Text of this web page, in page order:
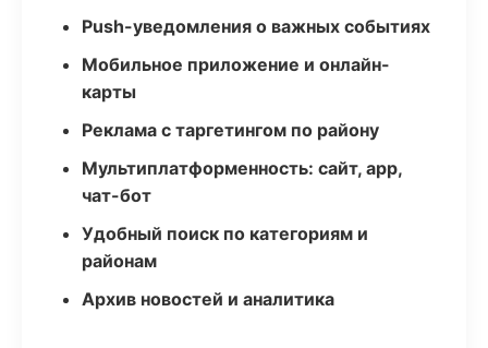
Push-уведомления о важных событиях
Мобильное приложение и онлайн-
карты
Реклама с таргетингом по району
Мультиплатформенность: сайт, app,
чат-бот
Удобный поиск по категориям и
районам
Архив новостей и аналитика